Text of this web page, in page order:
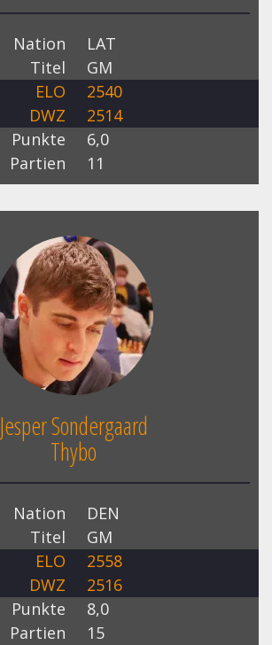
Nation
LAT
Titel
GM
ELO
2540
DWZ
2514
Punkte
6,0
Partien
11
Jesper Sondergaard
Thybo
Nation
DEN
Titel
GM
ELO
2558
DWZ
2516
Punkte
8,0
Partien
15